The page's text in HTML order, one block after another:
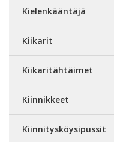
Kielenkääntäjä
Kiikarit
Kiikaritähtäimet
Kiinnikkeet
Kiinnitysköysipussit